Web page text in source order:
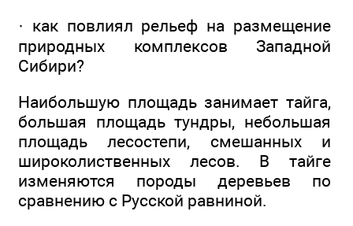
· как повлиял рельеф на размещение
природных комплексов Западной
Сибири?
Наибольшую площадь занимает тайга,
большая площадь тундры, небольшая
площадь лесостепи, смешанных и
широколиственных лесов. В тайге
изменяются породы деревьев по
сравнению с Русской равниной.